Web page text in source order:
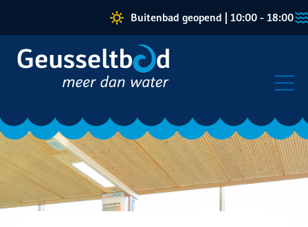
Buitenbad geopend | 10:00 - 18:00